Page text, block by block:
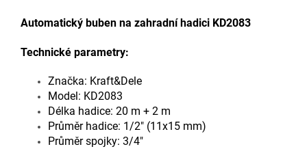
Automatický buben na zahradní hadici KD2083
Technické parametry:
Značka: Kraft&Dele
Model: KD2083
Délka hadice: 20 m + 2 m
Průměr hadice: 1/2" (11x15 mm)
Průměr spojky: 3/4"